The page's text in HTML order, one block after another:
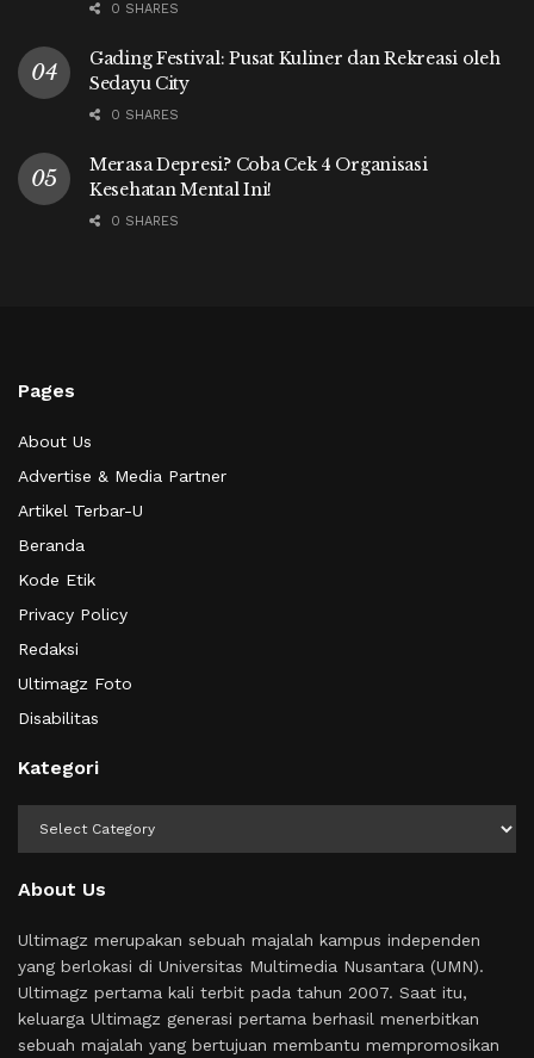
0 SHARES
Gading Festival: Pusat Kuliner dan Rekreasi oleh
Sedayu City
0 SHARES
Merasa Depresi? Coba Cek 4 Organisasi
Kesehatan Mental Ini!
0 SHARES
Pages
About Us
Advertise & Media Partner
Artikel Terbar-U
Beranda
Kode Etik
Privacy Policy
Redaksi
Ultimagz Foto
Disabilitas
Kategori
About Us
Ultimagz merupakan sebuah majalah kampus independen
yang berlokasi di Universitas Multimedia Nusantara (UMN).
Ultimagz pertama kali terbit pada tahun 2007. Saat itu,
keluarga Ultimagz generasi pertama berhasil menerbitkan
sebuah majalah yang bertujuan membantu mempromosikan